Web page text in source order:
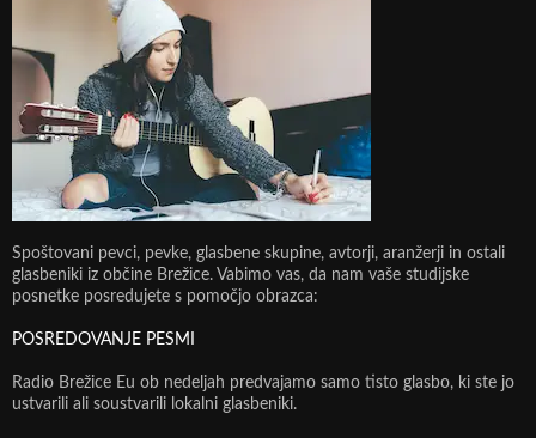
Spoštovani pevci, pevke, glasbene skupine, avtorji, aranžerji in ostali
glasbeniki iz občine Brežice. Vabimo vas, da nam vaše studijske
posnetke posredujete s pomočjo obrazca:
POSREDOVANJE PESMI
Radio Brežice Eu ob nedeljah predvajamo samo tisto glasbo, ki ste jo
ustvarili ali soustvarili lokalni glasbeniki.